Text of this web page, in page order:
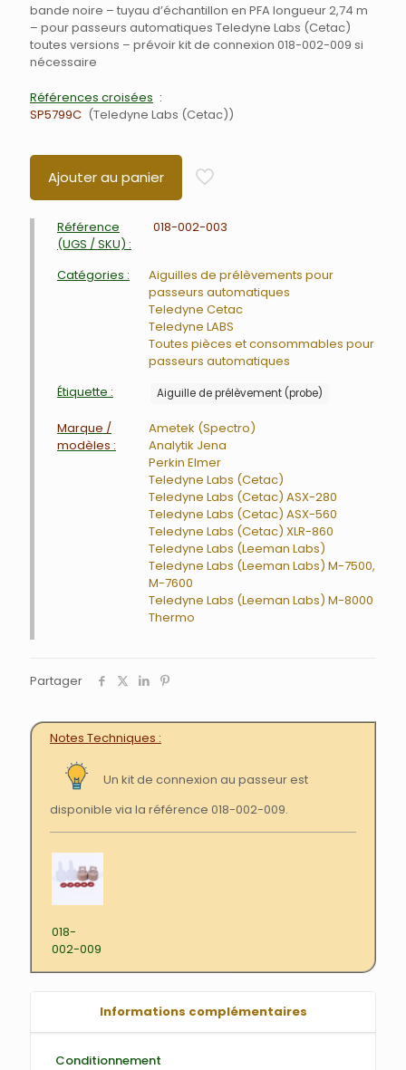
bande noire – tuyau d’échantillon en PFA longueur 2,74 m
– pour passeurs automatiques Teledyne Labs (Cetac)
toutes versions – prévoir kit de connexion 018-002-009 si
nécessaire
Références croisées
SP5799C
Teledyne Labs (Cetac)
Ajouter au panier
Référence
(UGS / SKU) :
018-002-003
Catégories :
Aiguilles de prélèvements pour
passeurs automatiques
Teledyne Cetac
Teledyne LABS
Toutes pièces et consommables pour
passeurs automatiques
Étiquette :
Aiguille de prélèvement (probe)
Marque /
modèles :
Ametek (Spectro)
Analytik Jena
Perkin Elmer
Teledyne Labs (Cetac)
Teledyne Labs (Cetac) ASX-280
Teledyne Labs (Cetac) ASX-560
Teledyne Labs (Cetac) XLR-860
Teledyne Labs (Leeman Labs)
Teledyne Labs (Leeman Labs) M-7500,
M-7600
Teledyne Labs (Leeman Labs) M-8000
Thermo
Partager
Notes Techniques
Un kit de connexion au passeur est
disponible via la référence 018-002-009.
018-
002-009
Informations complémentaires
Conditionnement